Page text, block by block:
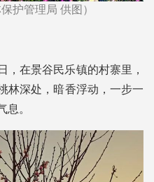
护管理局 供图）
，在景谷民乐镇的村寨里，
林深处，暗香浮动，一步一
息。